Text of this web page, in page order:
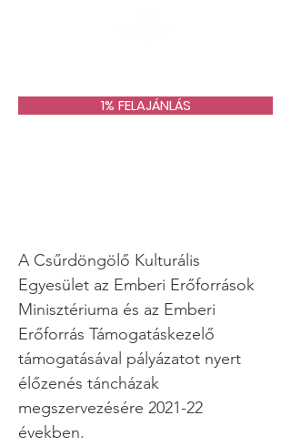
1% FELAJÁNLÁS
A Csűrdöngölő Kulturális
Egyesület az Emberi Erőforrások
Minisztériuma és az Emberi
Erőforrás Támogatáskezelő
támogatásával pályázatot nyert
élőzenés táncházak
megszervezésére 2021-22
években.